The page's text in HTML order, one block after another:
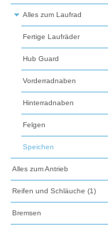
Alles zum Laufrad
Fertige Laufräder
Hub Guard
Vorderradnaben
Hinterradnaben
Felgen
Speichen
Alles zum Antrieb
Reifen und Schläuche (1)
Bremsen